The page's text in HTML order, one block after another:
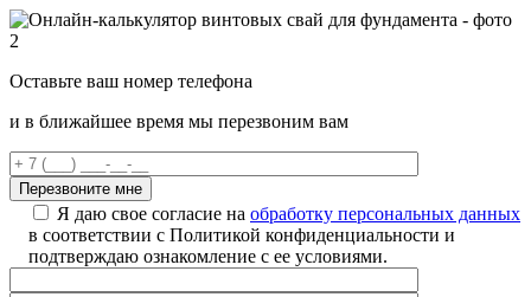
Оставьте ваш номер телефона
и в ближайшее время мы перезвоним вам
Я даю свое согласие на обработку персональных данных
в соответствии с Политикой конфиденциальности и
подтверждаю ознакомление с ее условиями.